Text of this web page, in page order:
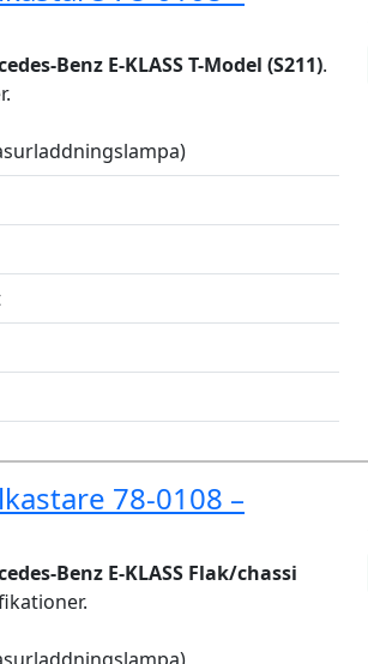
Benz E-KLASS T-Model (S211).
78-0108 –
Benz E-KLASS Flak/chassi